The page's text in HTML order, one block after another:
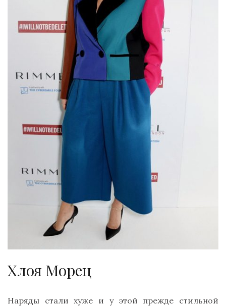
Хлоя Морец
Наряды стали хуже и у этой прежде стильной